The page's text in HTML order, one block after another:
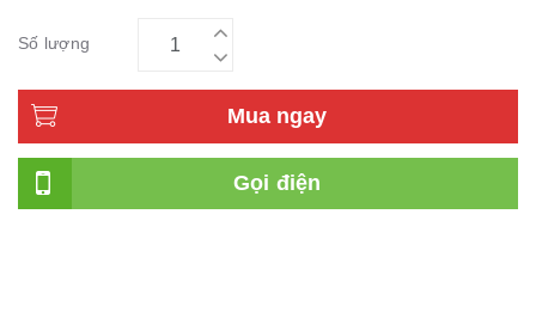
Số lượng
Mua ngay
Gọi điện